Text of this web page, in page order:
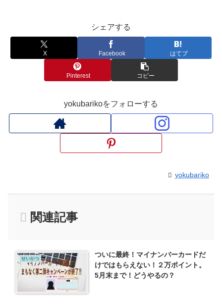
シェアする
X Facebook はてブ
Pinterest コピー
yokubarikoをフォローする
yokubariko
関連記事
せいかつ
ついに最終！マイナンバーカードだ
けではもらえない！２万ポイント。
5月末まで！どうやるの？